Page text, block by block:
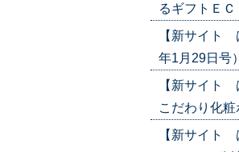
るギフトＥ
【新サイト
年1月29日号
【新サイト
こだわり化
【新サイト